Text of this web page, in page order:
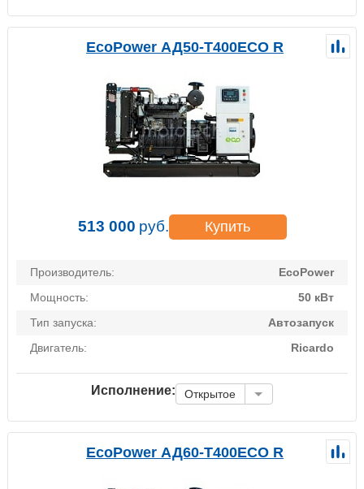
EcoPower АД50-T400ECO R
513 000 руб. Купить
Производитель:
EcoPower
Мощность:
50 кВт
Тип запуска:
Автозапуск
Двигатель:
Ricardo
Исполнение: Открытое
EcoPower АД60-T400ECO R